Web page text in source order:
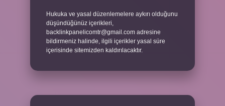
Hukuka ve yasal düzenlemelere aykırı olduğunu
düşündüğünüz içerikleri,
backlinkpanelicomtr@gmail.com adresine
bildirmeniz halinde, ilgili içerikler yasal süre
içerisinde sitemizden kaldırılacaktır.